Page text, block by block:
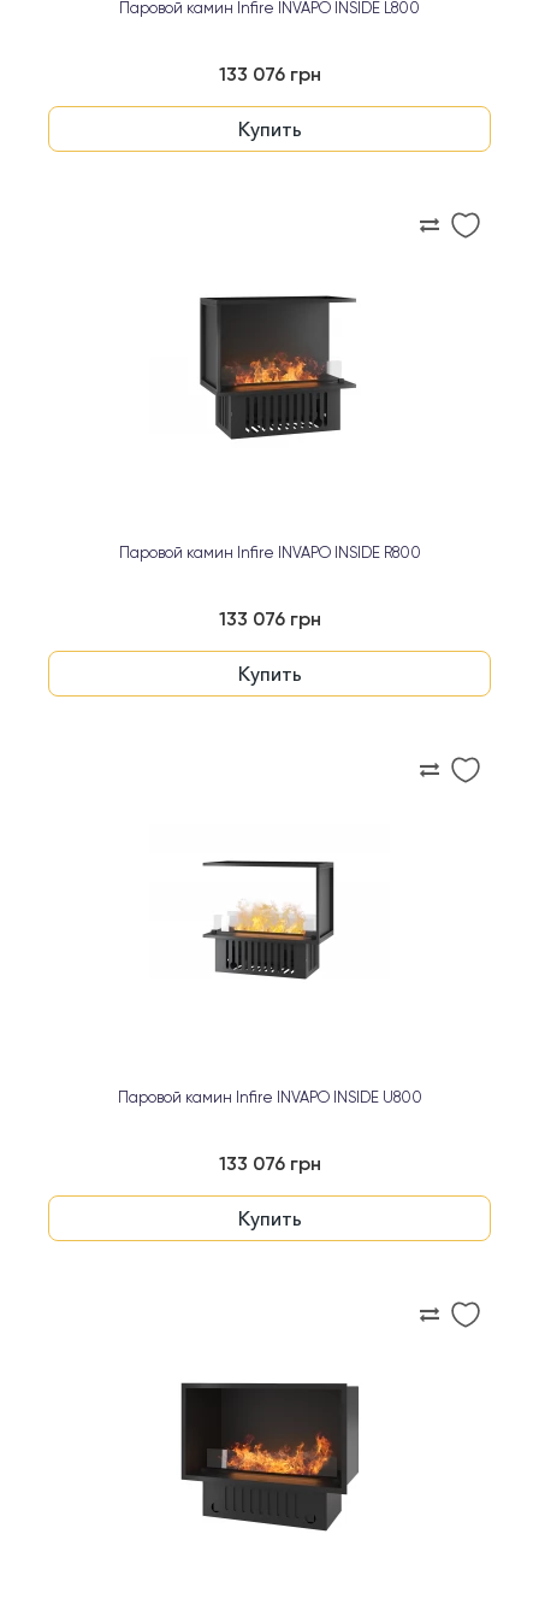
Паровой камин Infire INVAPO INSIDE L800
133 076 грн
Купить
Паровой камин Infire INVAPO INSIDE R800
133 076 грн
Купить
Паровой камин Infire INVAPO INSIDE U800
133 076 грн
Купить